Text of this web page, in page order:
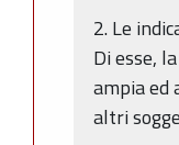
2. Le
Di esse,
ampia ed
altri